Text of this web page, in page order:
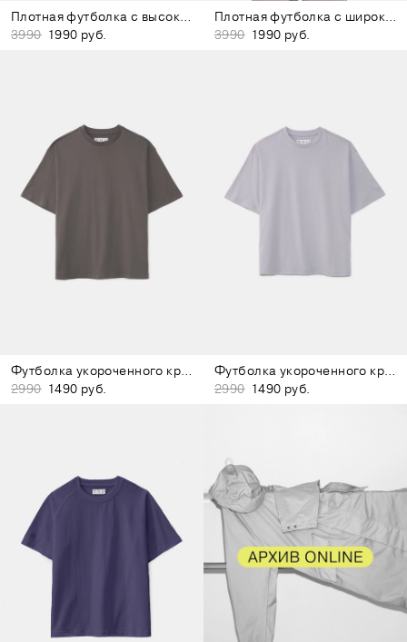
Плотная футболка с высоким воротом чёрная
3990 1990 руб.
Плотная футболка с широким воротом белая
3990 1990 руб.
Футболка укороченного кроя тёмно-серая
2990 1490 руб.
Футболка укороченного кроя сиреневая
2990 1490 руб.